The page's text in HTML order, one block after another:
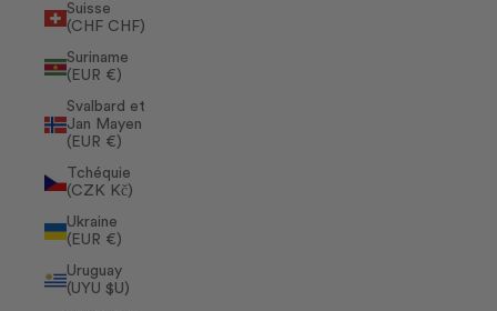
Suisse
(CHF CHF)
Suriname
(EUR €)
Svalbard et
Jan Mayen
(EUR €)
Tchéquie
(CZK Kč)
Ukraine
(EUR €)
Uruguay
(UYU $U)